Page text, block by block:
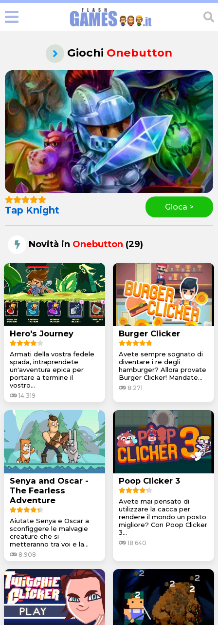
Giochi Onebutton
Tap Knight Gioca >
Novità in Onebutton (29)
Hero's Journey
Armati della vostra fedele
spada, intraprendete
un'avventura epica per
portare a termine il
vostro...
14.319
Burger Clicker
Avete sempre sognato di
diventare i re degli
hamburger? Allora provate
Burger Clicker! Mandate...
8.271
Senya and Oscar -
The Fearless
Adventure
Aiutate Senya e Oscar a
sconfiggere le malvagie
creature che si
metteranno tra voi e la...
8.908
Poop Clicker 3
Avete mai pensato di
utilizzare la cacca per
rendere il mondo un posto
migliore? Con Poop Clicker
3...
18.640